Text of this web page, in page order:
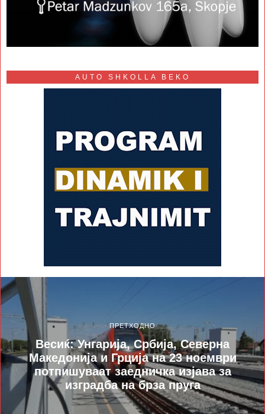
AUTO SHKOLLA BEKO
ПРЕТХОДНО
Весиќ: Унгарија, Србија, Северна
Македонија и Грција на 23 ноември
потпишуваат заедничка изјава за
изградба на брза пруга